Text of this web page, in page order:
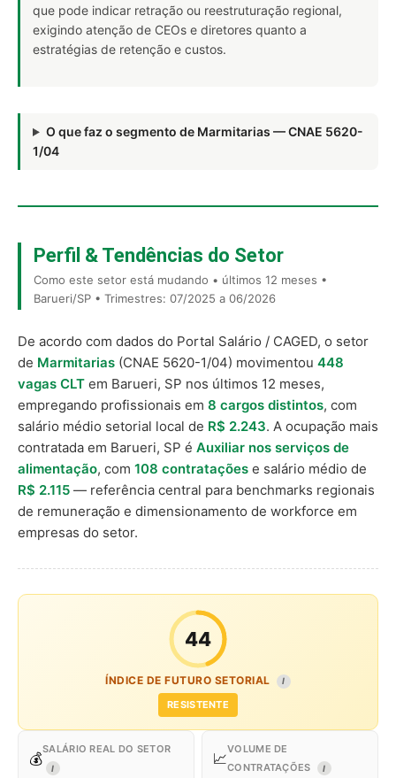
que pode indicar retração ou reestruturação regional,
exigindo atenção de CEOs e diretores quanto a
estratégias de retenção e custos.
O que faz o segmento de Marmitarias — CNAE 5620-
1/04
Perfil & Tendências do Setor
Como este setor está mudando • últimos 12 meses •
Barueri/SP • Trimestres: 07/2025 a 06/2026
De acordo com dados do Portal Salário / CAGED, o setor
de Marmitarias (CNAE 5620-1/04) movimentou 448
vagas CLT em Barueri, SP nos últimos 12 meses,
empregando profissionais em 8 cargos distintos, com
salário médio setorial local de R$ 2.243. A ocupação mais
contratada em Barueri, SP é Auxiliar nos serviços de
alimentação, com 108 contratações e salário médio de
R$ 2.115 — referência central para benchmarks regionais
de remuneração e dimensionamento de workforce em
empresas do setor.
44
ÍNDICE DE FUTURO SETORIAL I
RESISTENTE
💰
SALÁRIO REAL DO SETOR
I
📈
VOLUME DE
CONTRATAÇÕES
I